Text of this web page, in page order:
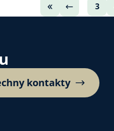
3
kontakty